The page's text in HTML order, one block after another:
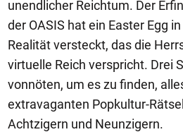
unendlicher Reichtum. Der
der OASIS hat ein Easter Egg
Realität versteckt, das die
virtuelle Reich verspricht. Drei
vonnöten, um es zu finden,
extravaganten Popkultur-
Achtzigern und Neunzigern.